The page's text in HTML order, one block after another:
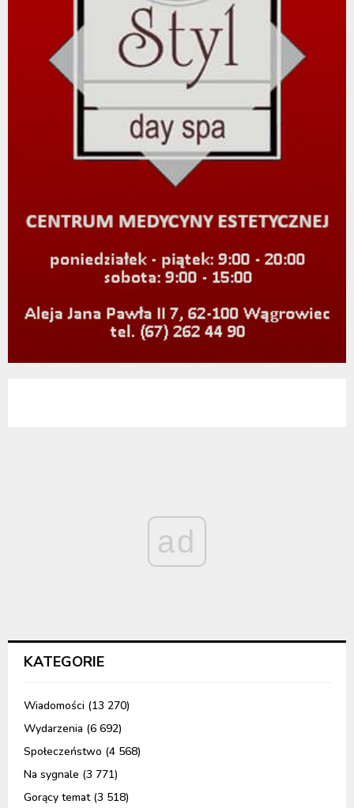
ad
KATEGORIE
Wiadomości (13 270)
Wydarzenia (6 692)
Społeczeństwo (4 568)
Na sygnale (3 771)
Gorący temat(3 518)